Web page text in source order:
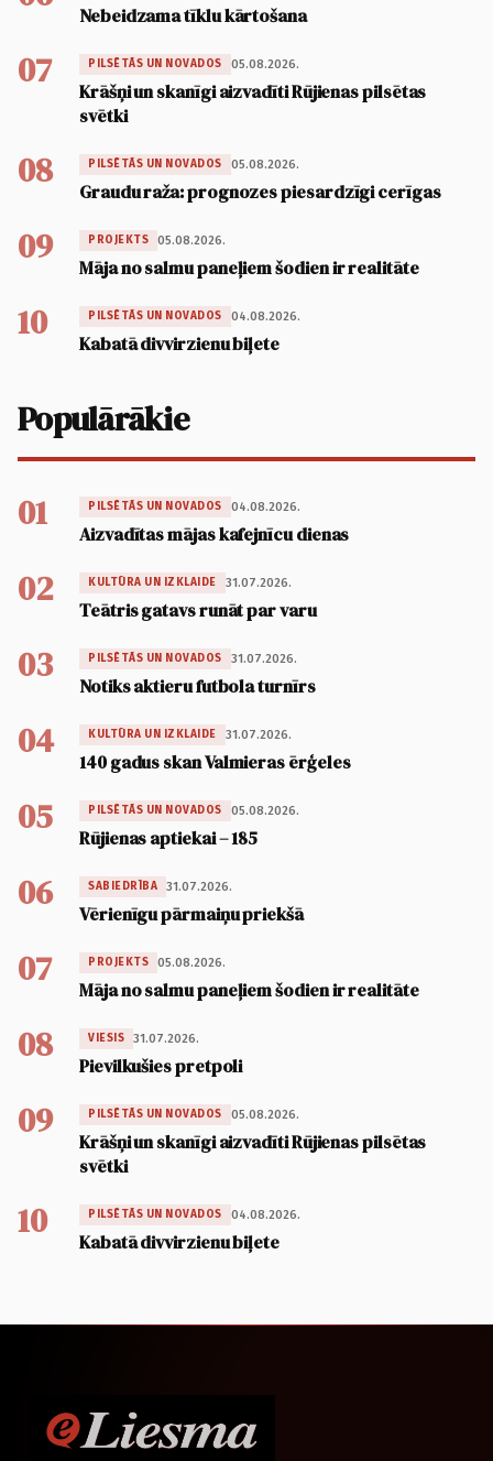
Nebeidzama tīklu kārtošana
07 PILSĒTĀS UN NOVADOS 05.08.2026.
Krāšņi un skanīgi aizvadīti Rūjienas pilsētas
svētki
08 PILSĒTĀS UN NOVADOS 05.08.2026.
Graudu raža: prognozes piesardzīgi cerīgas
09 PROJEKTS 05.08.2026.
Māja no salmu paneļiem šodien ir realitāte
10 PILSĒTĀS UN NOVADOS 04.08.2026.
Kabatā divvirzienu biļete
Populārākie
01 PILSĒTĀS UN NOVADOS 04.08.2026.
Aizvadītas mājas kafejnīcu dienas
02 KULTŪRA UN IZKLAIDE 31.07.2026.
Teātris gatavs runāt par varu
03 PILSĒTĀS UN NOVADOS 31.07.2026.
Notiks aktieru futbola turnīrs
04 KULTŪRA UN IZKLAIDE 31.07.2026.
140 gadus skan Valmieras ērģeles
05 PILSĒTĀS UN NOVADOS 05.08.2026.
Rūjienas aptiekai – 185
06 SABIEDRĪBA 31.07.2026.
Vērienīgu pārmaiņu priekšā
07 PROJEKTS 05.08.2026.
Māja no salmu paneļiem šodien ir realitāte
08 VIESIS 31.07.2026.
Pievilkušies pretpoli
09 PILSĒTĀS UN NOVADOS 05.08.2026.
Krāšņi un skanīgi aizvadīti Rūjienas pilsētas
svētki
10 PILSĒTĀS UN NOVADOS 04.08.2026.
Kabatā divvirzienu biļete